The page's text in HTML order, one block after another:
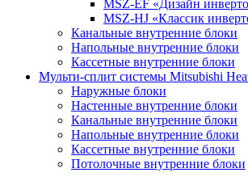
MSZ-EF «Дизайн
MSZ-HJ «Классик
Канальные внутренние блоки
Напольные внутренние блоки
Кассетные внутренние блоки
Мульти-сплит системы Mitsubishi
Наружные блоки
Настенные внутренние блоки
Канальные внутренние блоки
Напольные внутренние блоки
Кассетные внутренние блоки
Потолочные внутренние блоки